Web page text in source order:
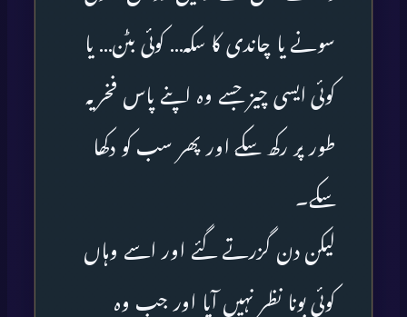
سونے یا چاندی کا سکہ… کوئی بٹن… یا
کوئی ایسی چیز جسے وہ اپنے پاس فخریہ
طور پر رکھ سکے اور پھر سب کو دکھا
سکے۔
لیکن دن گزرتے گئے اور اسے وہاں
کوئی بونا نظر نہیں آیا اور جب وہ